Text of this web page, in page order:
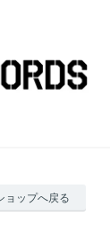
ョップへ戻る